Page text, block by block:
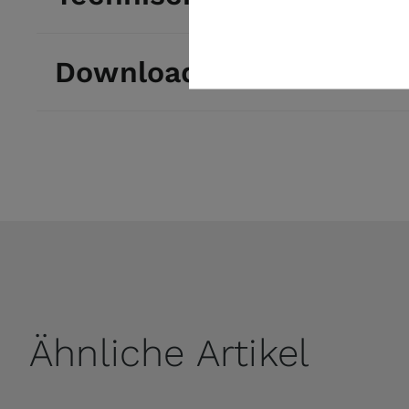
Downloads
Ähnliche Artikel